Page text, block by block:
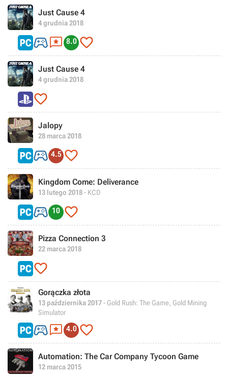
Just Cause 4
4 grudnia 2018
 8.0 
Just Cause 4
4 grudnia 2018

Jalopy
28 marca 2018
 4.5 
Kingdom Come: Deliverance
13 lutego 2018- KCD
 10 
Pizza Connection 3
22 marca 2018

Gorączka złota
13 października 2017- Gold Rush: The Game, Gold Mining
Simulator
 4.0 
Automation: The Car Company Tycoon Game
12 marca 2015